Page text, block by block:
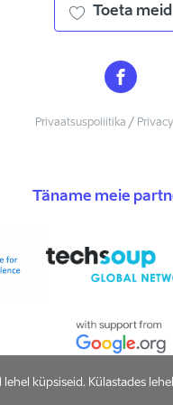
Toeta meid
Privaatsuspoliitika /
Täname meie
küpsiseid. Külastades